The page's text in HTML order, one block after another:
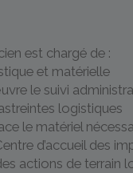
est chargé de :
et matérielle
le suivi
logistiques
le matériel
d’accueil des
actions de terrain